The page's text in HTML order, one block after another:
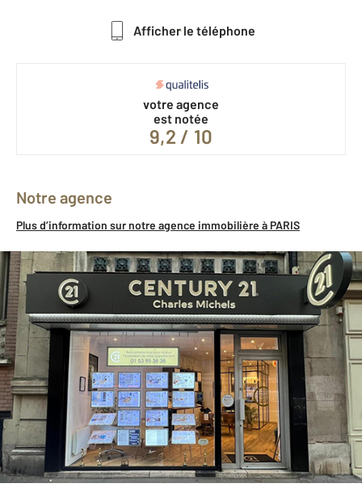
Afficher le téléphone
votre agence
est notée
9,2 / 10
Notre agence
Plus d’information sur notre agence immobilière à PARIS